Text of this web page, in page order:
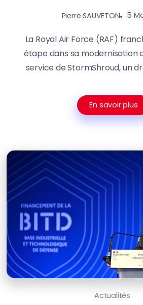
Pierre SAUVETON 5
La Royal Air Force (RAF)
étape dans sa modernisation
service de StormShroud, un
En savoir plus
Actualités